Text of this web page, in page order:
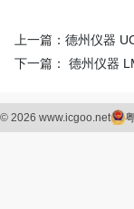
上一篇：德州仪器
下一篇： 德州仪器
© 2026 www.icgoo.net